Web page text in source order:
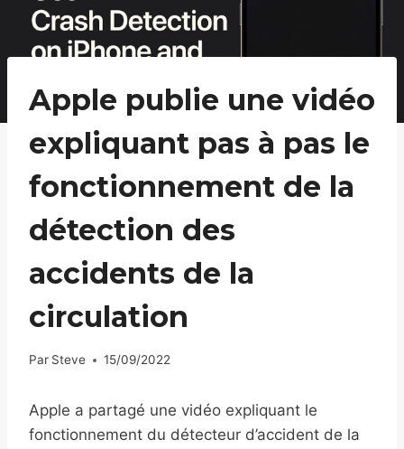
Apple publie une vidéo
expliquant pas à pas le
fonctionnement de la
détection des
accidents de la
circulation
Par Steve 15/09/2022
Apple a partagé une vidéo expliquant le
fonctionnement du détecteur d’accident de la